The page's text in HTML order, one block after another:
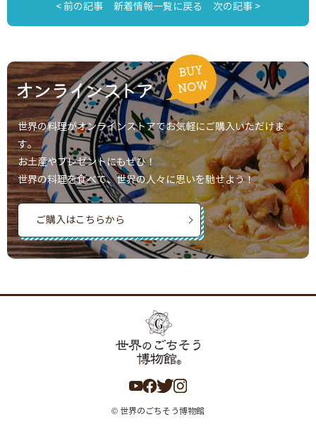
< 前の記事 新着情報一覧に戻る 次の記事 >
世界の料理がオンラインストアでお気軽にご購入いただけま
す。
お土産やプレゼントにもぜひ！
世界の料理を食べて、世界の人々に思いを馳せよう！
ご購入はこちらから
© 世界のごちそう博物館